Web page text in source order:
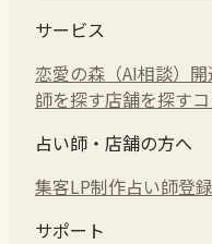
サービス
恋愛の森（AI相談）
師を探す店舗を探す
占い師・店舗の方へ
集客LP制作占い師登録
サポート